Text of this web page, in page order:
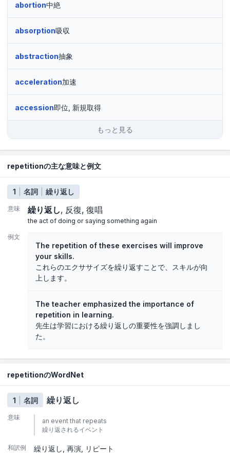
abortion中絶
absorption吸収
abstraction抽象
acceleration加速
accession即位, 新規取得
もっと見る
repetitionの主な意味と例文
1 名詞 繰り返し
意味 繰り返し 反復 復唱
the act of doing or saying something again
例文
The repetition of these exercises will improve
your skills.
これらのエクササイズを繰り返すことで、スキルが向
上します。
The teacher emphasized the importance of
repetition in learning.
先生は学習における繰り返しの重要性を強調しまし
た。
repetitionのWordNet
1 名詞 繰り返し
意味
an event that repeats
繰り返されるイベント
和訳例 繰り返し 再演 リピート